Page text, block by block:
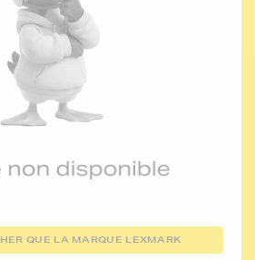
QUE LA MARQUE LEXMARK